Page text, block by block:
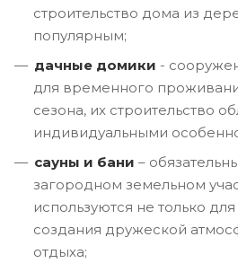
строительство дома из
популярным;
дачные домики -
для временного
сезона, их строительство
индивидуальными
сауны и бани –
загородном земельном
используются не только
создания дружеской
отдыха;